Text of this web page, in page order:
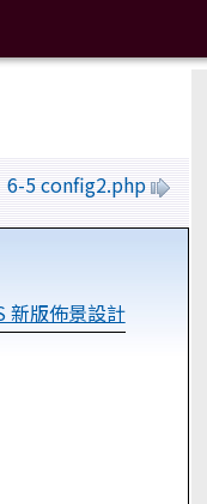
6-5 config2.php
新版佈景設計